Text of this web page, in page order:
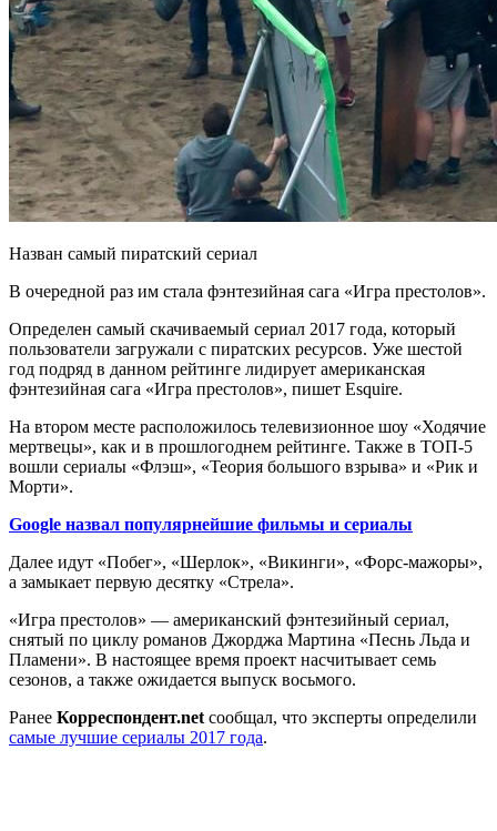
Назван самый пиратский сериал
В очередной раз им стала фэнтезийная сага «Игра престолов».
Определен самый скачиваемый сериал 2017 года, который
пользователи загружали с пиратских ресурсов. Уже шестой
год подряд в данном рейтинге лидирует американская
фэнтезийная сага «Игра престолов», пишет Esquire.
На втором месте расположилось телевизионное шоу «Ходячие
мертвецы», как и в прошлогоднем рейтинге. Также в ТОП-5
вошли сериалы «Флэш», «Теория большого взрыва» и «Рик и
Морти».
Google назвал популярнейшие фильмы и сериалы
Далее идут «Побег», «Шерлок», «Викинги», «Форс-мажоры»,
а замыкает первую десятку «Стрела».
«Игра престолов» — американский фэнтезийный сериал,
снятый по циклу романов Джорджа Мартина «Песнь Льда и
Пламени». В настоящее время проект насчитывает семь
сезонов, а также ожидается выпуск восьмого.
Ранее Корреспондент.net сообщал, что эксперты определили
самые лучшие сериалы 2017 года.